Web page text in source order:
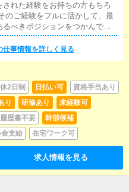
れた経験をお持ちの方もちろ
のご経験をフルに活かして、最
べきポジションをつかんでく
経験ということは不利なことと
さい!この業界に居なかったか
そこは大丈夫!必要なのは勇気
す!⚪年齢制限について18歳以
ません。
仕事情報を詳しく見る
2日制 日払い可
資格手当あり
り 研修あり
未経験可
履歴書不要
幹部候補
金支給 在宅ワーク可
求人情報を見る